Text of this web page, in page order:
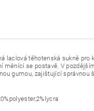
laclová těhotenská sukně
měnící se postavě. V
gumou, zajištující správnou